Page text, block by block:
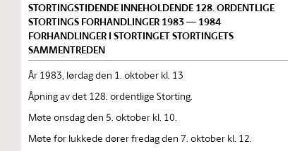
STORTINGSTIDENDE INNEHOLDENDE 128. ORDENTLIGE
STORTINGS FORHANDLINGER 1983 — 1984
FORHANDLINGER I STORTINGET STORTINGETS
SAMMENTREDEN
År 1983, lørdag den 1. oktober kl. 13
Åpning av det 128. ordentlige Storting.
Møte onsdag den 5. oktober kl. 10.
Møte for lukkede dører fredag den 7. oktober kl. 12.